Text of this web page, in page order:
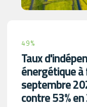
49%
Taux
énergétique à
septembre
contre 53%